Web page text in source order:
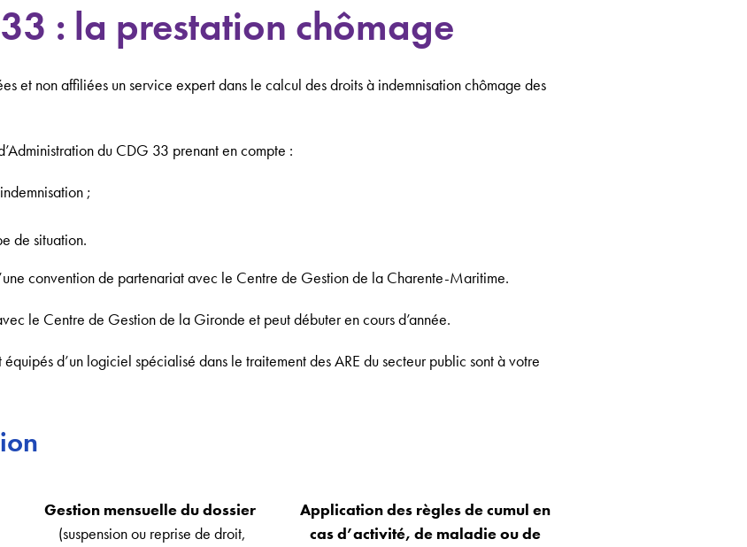
: la prestation chômage
et non affiliées un service expert dans le calcul des droits à indemnisation chômage des
du CDG 33 prenant en compte :
;
de situation.
convention de partenariat avec le Centre de Gestion de la Charente-Maritime.
le Centre de Gestion de la Gironde et peut débuter en cours d’année.
d’un logiciel spécialisé dans le traitement des ARE du secteur public sont à votre
Gestion mensuelle du dossier
(suspension ou reprise de droit,
Application des règles de cumul en
cas d’activité, de maladie ou de